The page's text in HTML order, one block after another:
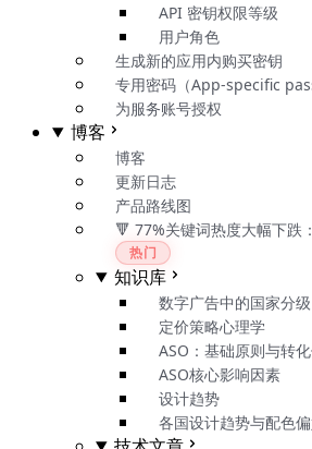
API 密钥权限等级
用户角色
生成新的应用内购买密钥
专用密码（App-specific
为服务账号授权
博客
博客
更新日志
产品路线图
🔻 77%关键词热度大幅下跌
热门
知识库
数字广告中的国家分级
定价策略心理学
ASO：基础原则与转
ASO核心影响因素
设计趋势
各国设计趋势与配色